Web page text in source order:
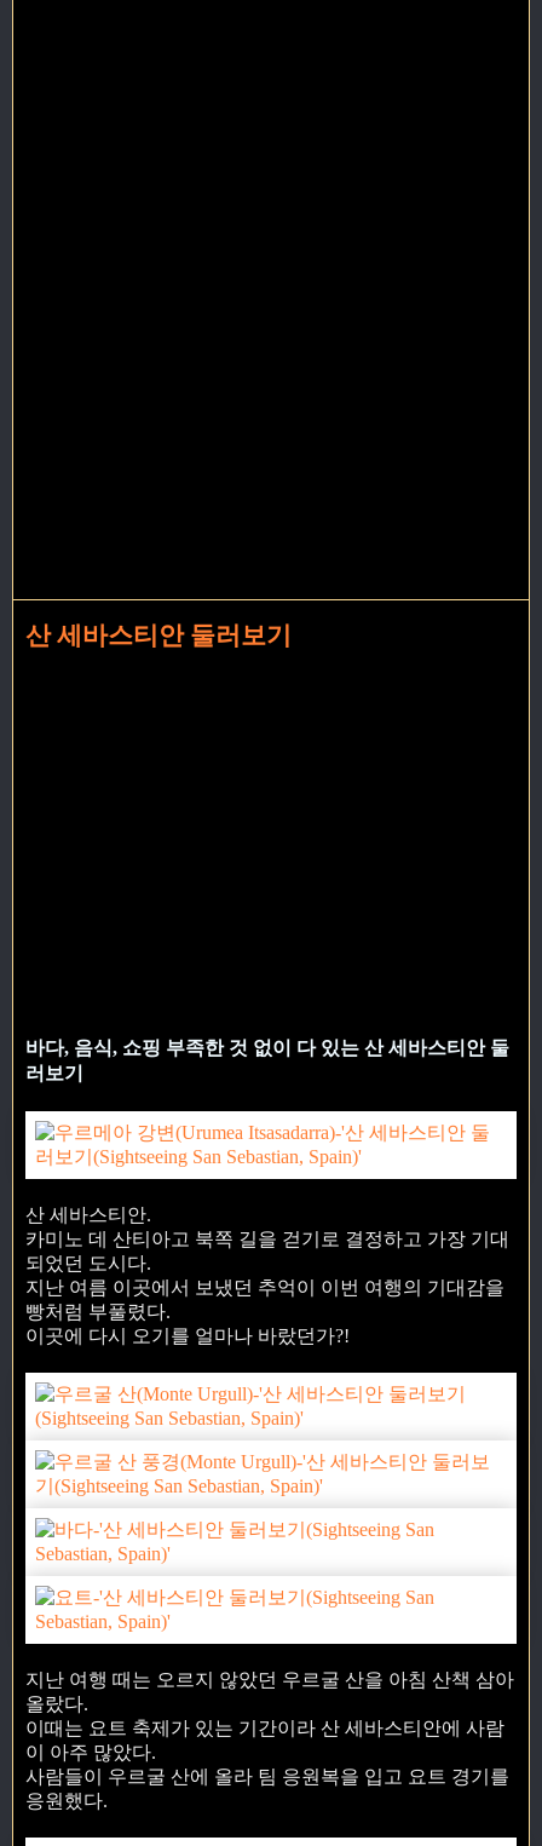
산 세바스티안 둘러보기
바다, 음식, 쇼핑 부족한 것 없이 다 있는 산 세바스티안 둘
러보기
산 세바스티안.
카미노 데 산티아고 북쪽 길을 걷기로 결정하고 가장 기대
되었던 도시다.
지난 여름 이곳에서 보냈던 추억이 이번 여행의 기대감을
빵처럼 부풀렸다.
이곳에 다시 오기를 얼마나 바랐던가?!
지난 여행 때는 오르지 않았던 우르굴 산을 아침 산책 삼아
올랐다.
이때는 요트 축제가 있는 기간이라 산 세바스티안에 사람
이 아주 많았다.
사람들이 우르굴 산에 올라 팀 응원복을 입고 요트 경기를
응원했다.